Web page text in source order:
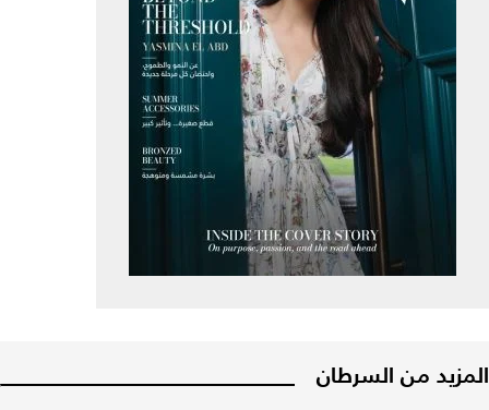
المزيد من السرطان